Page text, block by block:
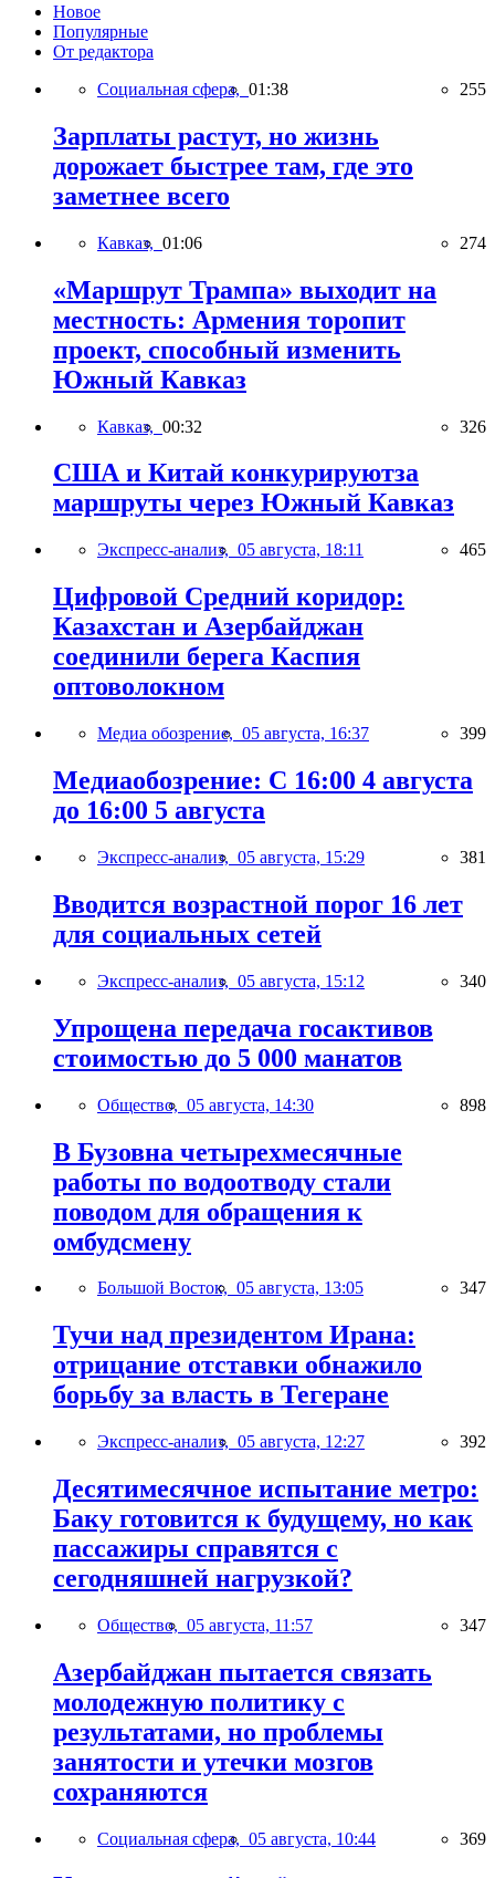
Новое
Популярные
От редактора
Социальная сфера, 01:38 255
Зарплаты растут, но жизнь
дорожает быстрее там, где это
заметнее всего
Кавказ, 01:06 274
«Маршрут Трампа» выходит на
местность: Армения торопит
проект, способный изменить
Южный Кавказ
Кавказ, 00:32 326
США и Китай конкурируютза
маршруты через Южный Кавказ
Экспресс-анализ, 05 августа, 18:11 465
Цифровой Средний коридор:
Казахстан и Азербайджан
соединили берега Каспия
оптоволокном
Медиа обозрение, 05 августа, 16:37 399
Медиаобозрение: С 16:00 4 августа
до 16:00 5 августа
Экспресс-анализ, 05 августа, 15:29 381
Вводится возрастной порог 16 лет
для социальных сетей
Экспресс-анализ, 05 августа, 15:12 340
Упрощена передача госактивов
стоимостью до 5 000 манатов
Общество, 05 августа, 14:30 898
В Бузовна четырехмесячные
работы по водоотводу стали
поводом для обращения к
омбудсмену
Большой Восток, 05 августа, 13:05 347
Тучи над президентом Ирана:
отрицание отставки обнажило
борьбу за власть в Тегеране
Экспресс-анализ, 05 августа, 12:27 392
Десятимесячное испытание метро:
Баку готовится к будущему, но как
пассажиры справятся с
сегодняшней нагрузкой?
Общество, 05 августа, 11:57 347
Азербайджан пытается связать
молодежную политику с
результатами, но проблемы
занятости и утечки мозгов
сохраняются
Социальная сфера, 05 августа, 10:44 369